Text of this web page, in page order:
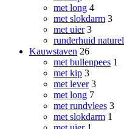
met long 4
met slokdarm 3
met uier 3
runderhuid naturel
Kauwstaven 26
met bullenpees 1
met kip 3
met lever 3
met long 7
met rundvlees 3
met slokdarm 1